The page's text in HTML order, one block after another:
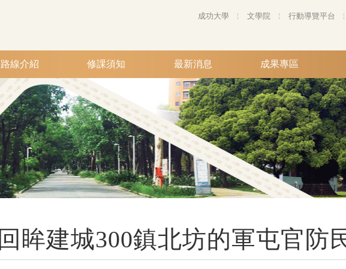
成功大學 文學院 行動導覽平台
路線介紹 修課須知 最新消息 成果專區
回眸建城300鎮北坊的軍屯官防